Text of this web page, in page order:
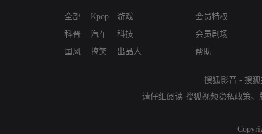
全部
科普
国风
Kpop
汽车
搞笑
游戏
科技
出品人
会员特权
会员剧场
帮助
搜狐影音 - 搜
请仔细阅读 搜狐视频隐私政策、